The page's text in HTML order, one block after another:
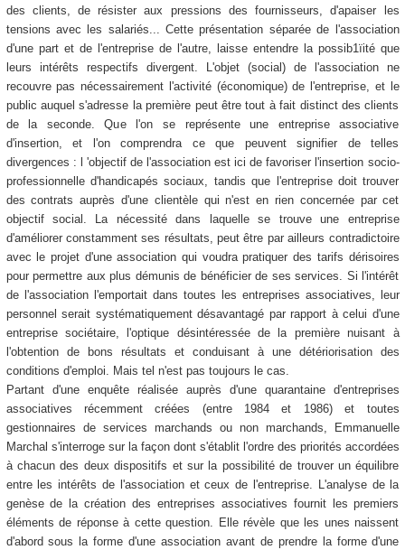
des clients, de résister aux pressions des fournisseurs, d'apaiser les
tensions avec les salariés... Cette présentation séparée de l'association
d'une part et de l'entreprise de l'autre, laisse entendre la possib1ïité que
leurs intérêts respectifs divergent. L'objet (social) de l'association ne
recouvre pas nécessairement l'activité (économique) de l'entreprise, et le
public auquel s'adresse la première peut être tout à fait distinct des clients
de la seconde. Que l'on se représente une entreprise associative
d'insertion, et l'on comprendra ce que peuvent signifier de telles
divergences : l 'objectif de l'association est ici de favoriser l'insertion socio-
professionnelle d'handicapés sociaux, tandis que l'entreprise doit trouver
des contrats auprès d'une clientèle qui n'est en rien concernée par cet
objectif social. La nécessité dans laquelle se trouve une entreprise
d'améliorer constamment ses résultats, peut être par ailleurs contradictoire
avec le projet d'une association qui voudra pratiquer des tarifs dérisoires
pour permettre aux plus démunis de bénéficier de ses services. Si l'intérêt
de l'association l'emportait dans toutes les entreprises associatives, leur
personnel serait systématiquement désavantagé par rapport à celui d'une
entreprise sociétaire, l'optique désintéressée de la première nuisant à
l'obtention de bons résultats et conduisant à une détériorisation des
conditions d'emploi. Mais tel n'est pas toujours le cas.
Partant d'une enquête réalisée auprès d'une quarantaine d'entreprises
associatives récemment créées (entre 1984 et 1986) et toutes
gestionnaires de services marchands ou non marchands, Emmanuelle
Marchal s'interroge sur la façon dont s'établit l'ordre des priorités accordées
à chacun des deux dispositifs et sur la possibilité de trouver un équilibre
entre les intérêts de l'association et ceux de l'entreprise. L'analyse de la
genèse de la création des entreprises associatives fournit les premiers
éléments de réponse à cette question. Elle révèle que les unes naissent
d'abord sous la forme d'une association avant de prendre la forme d'une